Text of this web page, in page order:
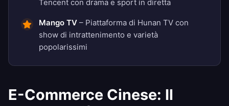
Tencent con drama e sport in diretta
Mango TV – Piattaforma di Hunan TV con
show di intrattenimento e varietà
popolarissimi
E-Commerce Cinese: Il